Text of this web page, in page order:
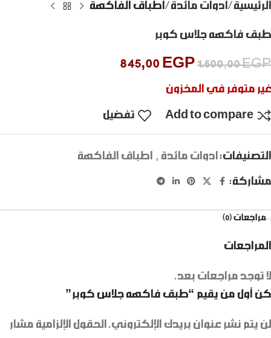
الرئيسية ادوات مائدة اطباق الفاكهة
طبق فاكهه جلاس كوبر
1.500,00EGP
845,00 EGP
غير متوفر في المخزون
Add to compare تفضيل
التصنيفات: ادوات مائدة , اطباق الفاكهة
مشاركة:
مراجعات (0)
المراجعات
لا توجد مراجعات بعد.
كن أول من يقيم “طبق فاكهه جلاس كوبر”
لن يتم نشر عنوان بريدك الإلكتروني. الحقول الإلزامية مشار